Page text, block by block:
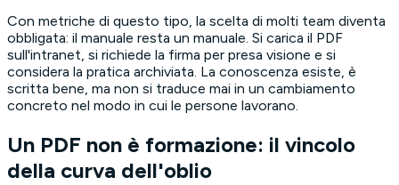
Con metriche di questo tipo, la scelta di molti team diventa
obbligata: il manuale resta un manuale. Si carica il PDF
sull'intranet, si richiede la firma per presa visione e si
considera la pratica archiviata. La conoscenza esiste, è
scritta bene, ma non si traduce mai in un cambiamento
concreto nel modo in cui le persone lavorano.
Un PDF non è formazione: il vincolo
della curva dell'oblio